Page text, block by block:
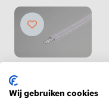
Wij gebruiken cookies